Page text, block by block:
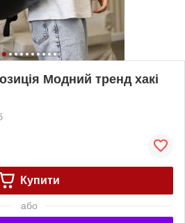
Модний тренд хакі
Купити
або